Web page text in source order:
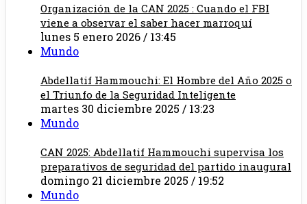
Organización de la CAN 2025 : Cuando el FBI
viene a observar el saber hacer marroquí
lunes 5 enero 2026 / 13:45
Mundo
Abdellatif Hammouchi: El Hombre del Año 2025 o
el Triunfo de la Seguridad Inteligente
martes 30 diciembre 2025 / 13:23
Mundo
CAN 2025: Abdellatif Hammouchi supervisa los
preparativos de seguridad del partido inaugural
domingo 21 diciembre 2025 / 19:52
Mundo